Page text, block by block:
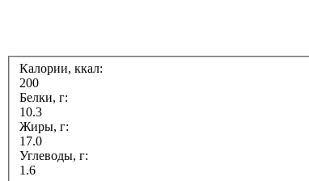
Калории, ккал:
200
Белки, г:
10.3
Жиры, г:
17.0
Углеводы, г:
1.6